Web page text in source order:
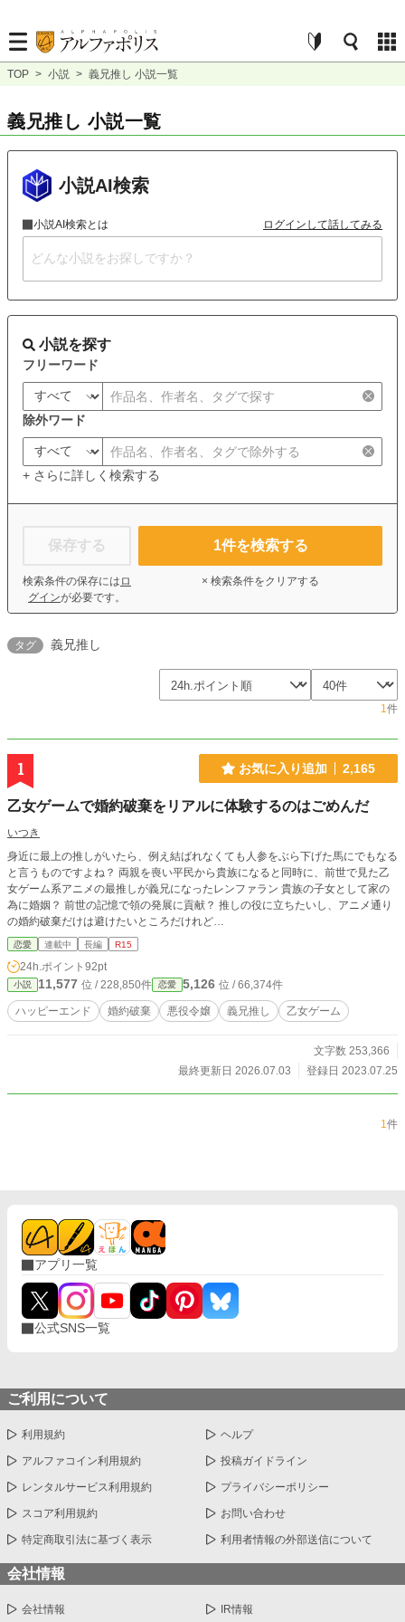
TOP > 小説 > 義兄推し 小説一覧
義兄推し 小説一覧
小説AI検索
小説AI検索とは ログインして話してみる
小説を探す
フリーワード
除外ワード
+ さらに詳しく検索する
保存する
検索条件の保存には ロ
グインが必要です。
1件を検索する
× 検索条件をクリアする
タグ 義兄推し
1件
1 お気に入り追加 2,165
乙女ゲームで婚約破棄をリアルに体験するのはごめんだ
いつき
身近に最上の推しがいたら、例え結ばれなくても人参をぶら下げた馬にでもなる
と言うものですよね？ 両親を喪い平民から貴族になると同時に、前世で見た乙
女ゲーム系アニメの最推しが義兄になったレンファラン 貴族の子女として家の
為に婚姻？ 前世の記憶で領の発展に貢献？ 推しの役に立ちたいし、アニメ通り
の婚約破棄だけは避けたいところだけれど…
恋愛 連載中 長編 R15
24h.ポイント 92pt
小説 11,577 位 / 228,850件 恋愛 5,126 位 / 66,374件
ハッピーエンド 婚約破棄 悪役令嬢 義兄推し 乙女ゲーム
文字数 253,366
最終更新日 2026.07.03
登録日 2023.07.25
1件
アプリ一覧
公式SNS一覧
ご利用について
利用規約 ヘルプ
アルファコイン利用規約 投稿ガイドライン
レンタルサービス利用規約 プライバシーポリシー
スコア利用規約 お問い合わせ
特定商取引法に基づく表示 利用者情報の外部送信について
会社情報
会社情報 IR情報